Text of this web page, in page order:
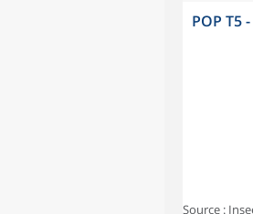
POP T5
Source :